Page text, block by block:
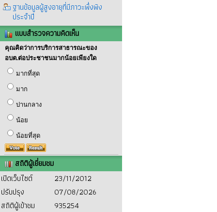
ฐานข้อมูลผู้สูงอายุที่มีภาวะพึ่งพิง
ประจำปี
แบบสำรวจความคิดเห็น
คุณคิดว่าการบริการสาธารณะของ
อบต.ต่อประชาชนมากน้อยเพียงใด
มากที่สุด
มาก
ปานกลาง
น้อย
น้อยที่สุด
สถิติผู้เยี่ยมชม
เปิดเว็บไซต์
23/11/2012
ปรับปรุง
07/08/2026
สถิติผู้เข้าชม
935254